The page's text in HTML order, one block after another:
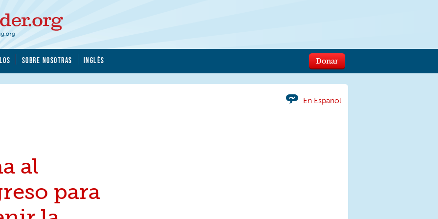
SOBRE NOSOTRAS INGLÉS Donar
En Espanol
al
para